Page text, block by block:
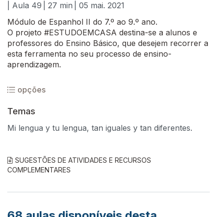
| Aula 49 | 27 min
| 05 mai. 2021
Módulo de Espanhol II do 7.º ao 9.º ano.
O projeto #ESTUDOEMCASA destina-se a alunos e
professores do Ensino Básico, que desejem recorrer a
esta ferramenta no seu processo de ensino-
aprendizagem.
opções
Temas
Mi lengua y tu lengua, tan iguales y tan diferentes.
SUGESTÕES DE ATIVIDADES E RECURSOS
COMPLEMENTARES